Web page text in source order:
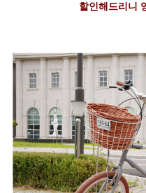
할인해드리니